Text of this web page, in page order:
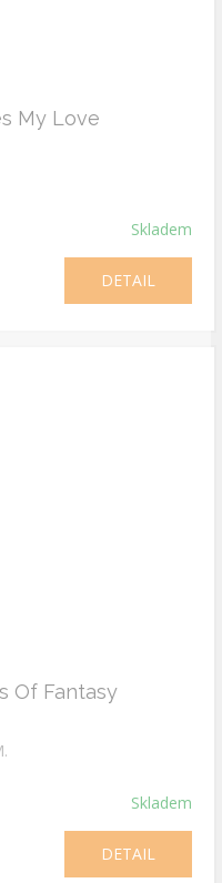
My Love
Skladem
DETAIL
Of Fantasy
Skladem
DETAIL